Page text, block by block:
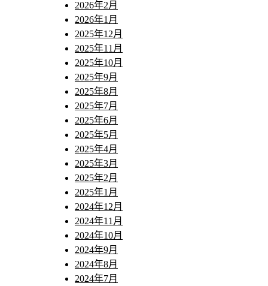
2026年2月
2026年1月
2025年12月
2025年11月
2025年10月
2025年9月
2025年8月
2025年7月
2025年6月
2025年5月
2025年4月
2025年3月
2025年2月
2025年1月
2024年12月
2024年11月
2024年10月
2024年9月
2024年8月
2024年7月